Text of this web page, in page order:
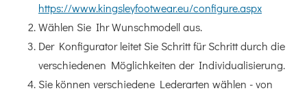
https://www.kingsleyfootwear.eu/configure.aspx
Wählen Sie Ihr Wunschmodell aus.
Der Konfigurator leitet Sie Schritt für Schritt durch die
verschiedenen Möglichkeiten der Individualisierung.
Sie können verschiedene Lederarten wählen - von